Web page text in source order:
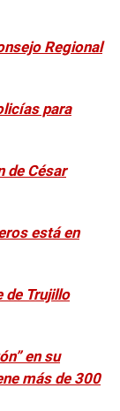
Regional
para
de César
está en
de Trujillo
en su
más de 300